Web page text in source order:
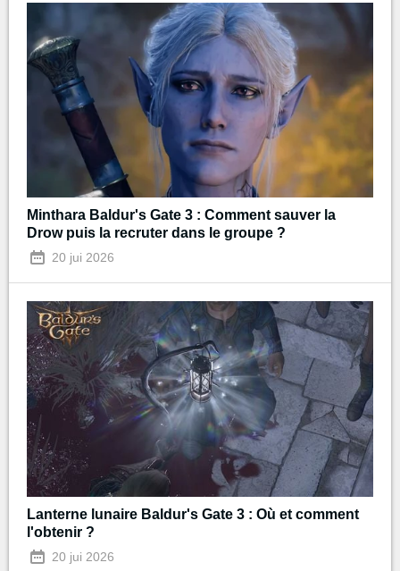
Minthara Baldur's Gate 3 : Comment sauver la
Drow puis la recruter dans le groupe ?
20 jui 2026
Lanterne lunaire Baldur's Gate 3 : Où et comment
l'obtenir ?
20 jui 2026